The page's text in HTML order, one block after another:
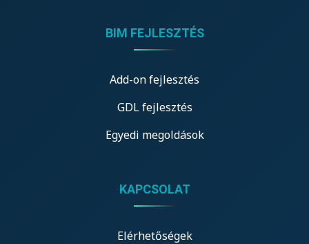
BIM FEJLESZTÉS
Add-on fejlesztés
GDL fejlesztés
Egyedi megoldások
KAPCSOLAT
Elérhetőségek